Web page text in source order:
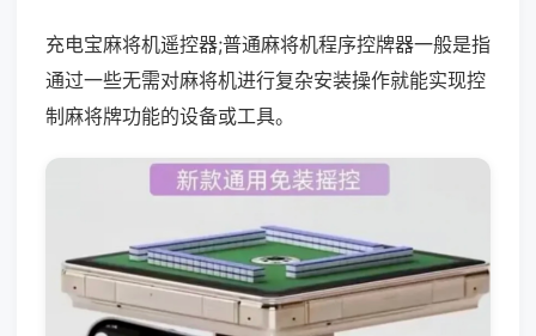
充电宝麻将机遥控器;普通麻将机程序控牌器一般是指
通过一些无需对麻将机进行复杂安装操作就能实现控
制麻将牌功能的设备或工具。